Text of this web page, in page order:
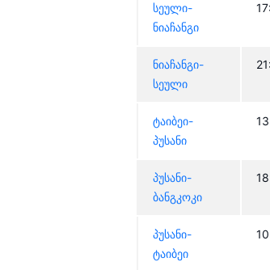
სეული-
ნიაჩანგი
ნიაჩანგი-
სეული
ტაიბეი-
პუსანი
პუსანი-
ბანგკოკი
პუსანი-
ტაიბეი